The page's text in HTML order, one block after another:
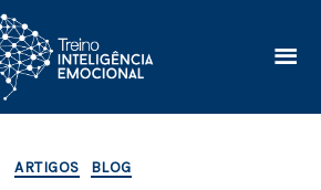
ARTIGOS BLOG